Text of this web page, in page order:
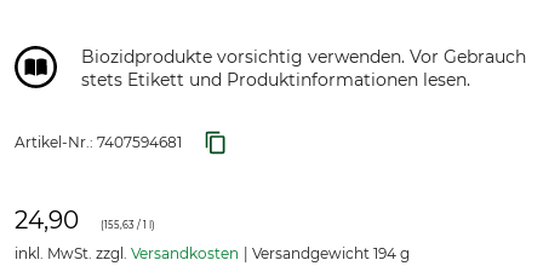
Biozidprodukte vorsichtig verwenden. Vor Gebrauch
stets Etikett und Produktinformationen lesen.
Artikel-Nr.: 7407594681
24,90 (155,63 / 1 l)
inkl. MwSt. zzgl. Versandkosten Versandgewicht 194 g